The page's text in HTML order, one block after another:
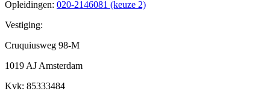
Opleidingen: 020-2146081 (keuze 2)
Vestiging:
Cruquiusweg 98-M
1019 AJ Amsterdam
Kvk: 85333484